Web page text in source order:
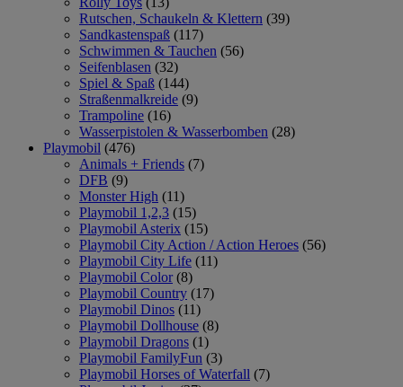
Rutschen, Schaukeln & Klettern (39)
Sandkastenspaß (117)
Schwimmen & Tauchen (56)
Seifenblasen (32)
Spiel & Spaß (144)
Straßenmalkreide (9)
Trampoline (16)
Wasserpistolen & Wasserbomben (28)
Playmobil (476)
Animals + Friends (7)
DFB (9)
Monster High (11)
Playmobil 1,2,3 (15)
Playmobil Asterix (15)
Playmobil City Action / Action Heroes (56)
Playmobil City Life (11)
Playmobil Color (8)
Playmobil Country (17)
Playmobil Dinos (11)
Playmobil Dollhouse (8)
Playmobil Dragons (1)
Playmobil FamilyFun (3)
Playmobil Horses of Waterfall (7)